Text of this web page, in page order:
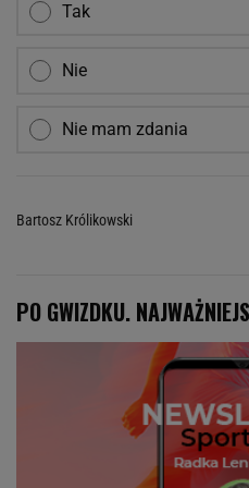
Tak
Nie
Nie mam zdania
Bartosz Królikowski